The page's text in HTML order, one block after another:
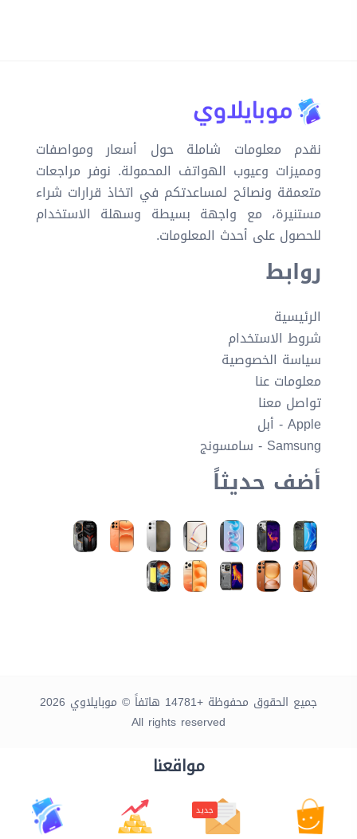
نقدم معلومات شاملة حول أسعار ومواصفات
ومميزات وعيوب الهواتف المحمولة. نوفر مراجعات
متعمقة ونصائح لمساعدتكم في اتخاذ قرارات شراء
مستنيرة، مع واجهة بسيطة وسهلة الاستخدام
للحصول على أحدث المعلومات.
روابط
الرئيسية
شروط الاستخدام
سياسة الخصوصية
معلومات عنا
تواصل معنا
Apple - أبل
Samsung - سامسونج
أضف حديثاً
جميع الحقوق محفوظة +14781 هاتفاً © موبايلاوي 2026
All rights reserved